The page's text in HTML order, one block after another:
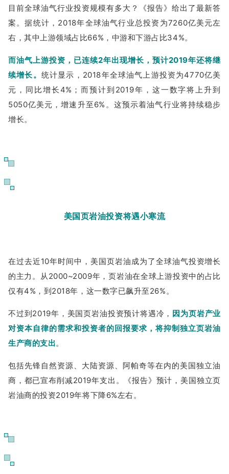
目前全球油气行业投资规模有多大？《报告》给出了最新答
案。据统计，2018年全球油气行业总投资为7260亿美元左
右，其中上游领域占比66%，中游和下游占比34%。
而油气上游投资，已连续2年出现增长，预计2019年还将继
续增长。 统计显示，2018年全球油气上游投资为4770亿美
元，同比增长4%；而预计到2019年，这一数字将上升到
5050亿美元，增速升至6%。这预示着油气行业将持续稳步
增长。
美国页岩油投资将遇小寒流
在过去近10年时间中，美国页岩油成为了全球油气投资增长
的主力。从2000~2009年，页岩油在全球上游投资中的占比
仅有4%，到2018年，这一数字已飙升至26%。
不过到2019年，美国页岩油投资预计将遇冷， 因为页岩产业
对资本自律的需求和投资者的回报要求，将抑制独立页岩油
生产商的支出。
包括先锋自然资源、大陆资源、阿帕奇等在内的美国独立油
商，都已宣布削减2019年支出。《报告》预计，美国独立页
岩油商的投资2019年将下降6%左右。